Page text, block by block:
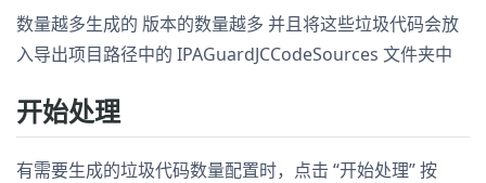
数量越多生成的 版本的数量越多 并且将这些垃圾代码会放
入导出项目路径中的 IPAGuardJCCodeSources 文件夹中
开始处理
有需要生成的垃圾代码数量配置时，点击 “开始处理” 按